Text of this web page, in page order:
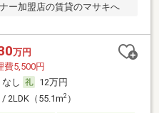
ー加盟店の賃貸のマサキへ
万円
費5,500円
なし
12万円
/ 2LDK（55.1m2）